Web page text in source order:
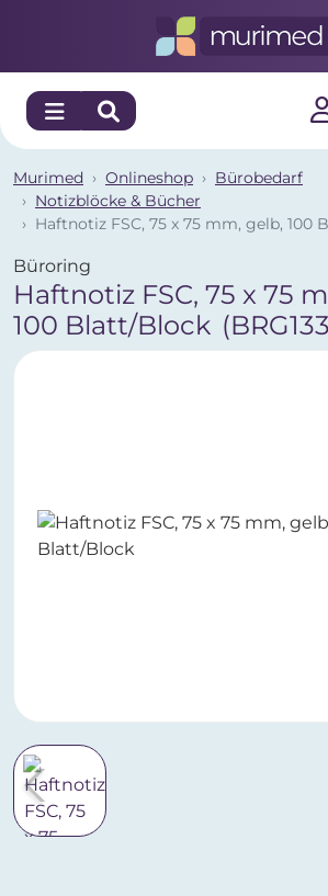
Murimed Onlineshop
Bürobedarf
Notizblöcke & Bücher
Haftnotiz FSC, 75 x 75 mm, gelb, 100
Büroring
Haftnotiz FSC, 75 x 75
100 Blatt/Block